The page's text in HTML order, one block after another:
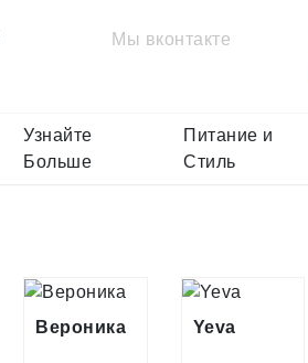
Мы вконтакте
Узнайте
Больше
Питание и
Стиль
Вероника Yeva